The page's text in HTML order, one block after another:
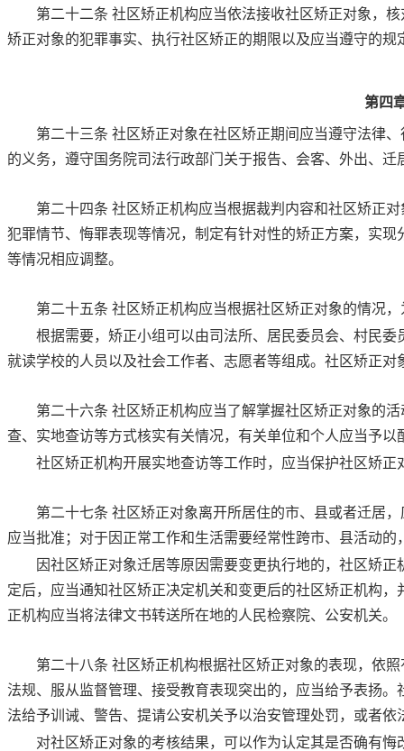
第二十二条 社区矫正机构应当依法接收社区矫正对象，
矫正对象的犯罪事实、执行社区矫正的期限以及应当遵守的规
第四
第二十三条 社区矫正对象在社区矫正期间应当遵守法律
的义务，遵守国务院司法行政部门关于报告、会客、外出、
第二十四条 社区矫正机构应当根据裁判内容和社区矫正
犯罪情节、悔罪表现等情况，制定有针对性的矫正方案，实
等情况相应调整。
第二十五条 社区矫正机构应当根据社区矫正对象的情况
根据需要，矫正小组可以由司法所、居民委员会、村民
就读学校的人员以及社会工作者、志愿者等组成。社区矫正
第二十六条 社区矫正机构应当了解掌握社区矫正对象的
查、实地查访等方式核实有关情况，有关单位和个人应当予以
社区矫正机构开展实地查访等工作时，应当保护社区矫正
第二十七条 社区矫正对象离开所居住的市、县或者迁居
应当批准；对于因正常工作和生活需要经常性跨市、县活动
因社区矫正对象迁居等原因需要变更执行地的，社区矫
定后，应当通知社区矫正决定机关和变更后的社区矫正机构
正机构应当将法律文书转送所在地的人民检察院、公安机关。
第二十八条 社区矫正机构根据社区矫正对象的表现，依
法规、服从监督管理、接受教育表现突出的，应当给予表扬
法给予训诫、警告、提请公安机关予以治安管理处罚，或者
对社区矫正对象的考核结果，可以作为认定其是否确有